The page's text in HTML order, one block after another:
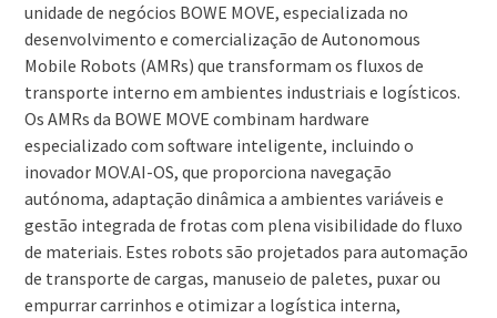
unidade de negócios BOWE MOVE, especializada no
desenvolvimento e comercialização de Autonomous
Mobile Robots (AMRs) que transformam os fluxos de
transporte interno em ambientes industriais e logísticos.
Os AMRs da BOWE MOVE combinam hardware
especializado com software inteligente, incluindo o
inovador MOV.AI-OS, que proporciona navegação
autónoma, adaptação dinâmica a ambientes variáveis e
gestão integrada de frotas com plena visibilidade do fluxo
de materiais. Estes robots são projetados para automação
de transporte de cargas, manuseio de paletes, puxar ou
empurrar carrinhos e otimizar a logística interna,